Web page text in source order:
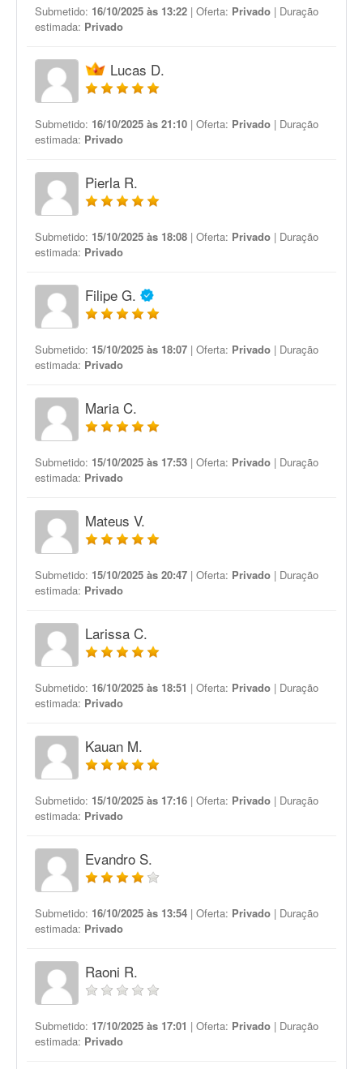
Submetido: 16/10/2025 às 13:22 | Oferta: Privado | Duração
estimada: Privado
Lucas D.
Submetido: 16/10/2025 às 21:10 | Oferta: Privado | Duração
estimada: Privado
Pierla R.
Submetido: 15/10/2025 às 18:08 | Oferta: Privado | Duração
estimada: Privado
Filipe G.
Submetido: 15/10/2025 às 18:07 | Oferta: Privado | Duração
estimada: Privado
Maria C.
Submetido: 15/10/2025 às 17:53 | Oferta: Privado | Duração
estimada: Privado
Mateus V.
Submetido: 15/10/2025 às 20:47 | Oferta: Privado | Duração
estimada: Privado
Larissa C.
Submetido: 16/10/2025 às 18:51 | Oferta: Privado | Duração
estimada: Privado
Kauan M.
Submetido: 15/10/2025 às 17:16 | Oferta: Privado | Duração
estimada: Privado
Evandro S.
Submetido: 16/10/2025 às 13:54 | Oferta: Privado | Duração
estimada: Privado
Raoni R.
Submetido: 17/10/2025 às 17:01 | Oferta: Privado | Duração
estimada: Privado